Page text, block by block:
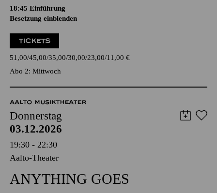
18:45 Einführung
Besetzung einblenden
TICKETS
51,00 45,00 35,00 30,00 23,00 11,00 €
Abo 2: Mittwoch
AALTO MUSIKTHEATER
Donnerstag
03.12.2026
19:30 - 22:30
Aalto-Theater
ANYTHING GOES